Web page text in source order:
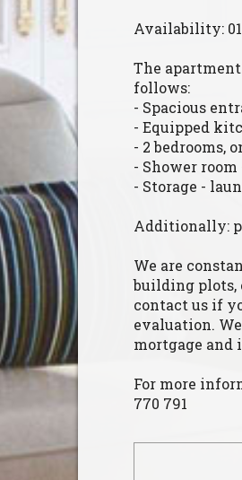
Availability:
The
follows:
- Spacious
- Equipped
- 2 bedrooms,
- Shower room
- Storage -
Additionally:
We are
building plots,
contact us if
evaluation.
mortgage and
For more
770 791